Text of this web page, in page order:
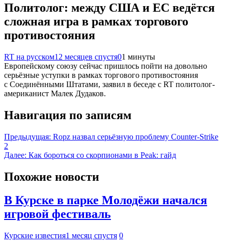
Политолог: между США и ЕС ведётся
сложная игра в рамках торгового
противостояния
RT на русском12 месяцев спустя01 минуты
Европейскому союзу сейчас пришлось пойти на довольно
серьёзные уступки в рамках торгового противостояния
с Соединёнными Штатами, заявил в беседе с RT политолог-
американист Малек Дудаков.
Навигация по записям
Предыдущая: Ropz назвал серьёзную проблему Counter-Strike
2
Далее: Как бороться со скорпионами в Peak: гайд
Похожие новости
В Курске в парке Молодёжи начался
игровой фестиваль
Курские известия1 месяц спустя 0